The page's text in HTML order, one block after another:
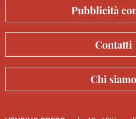
Pubblicità
Contatti
Chi siamo